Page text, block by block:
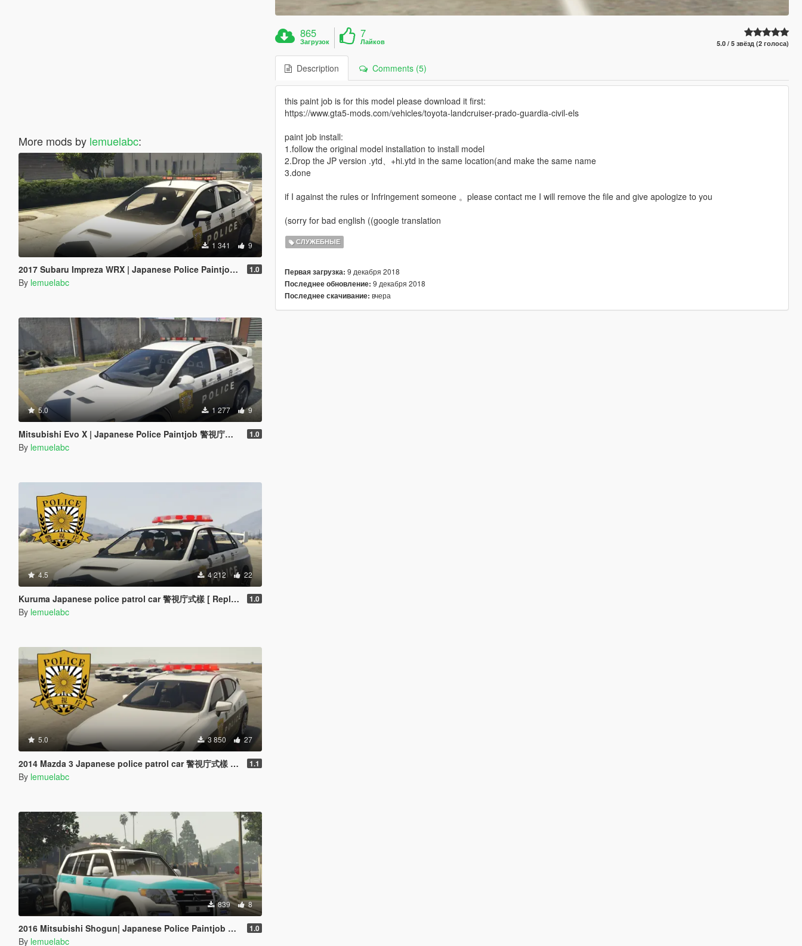
More mods by lemuelabc:
1 341 9
2017 Subaru Impreza WRX | Japanese Police Paintjob 警視庁式樣 1.0
By lemuelabc
5.0 1 277 9
Mitsubishi Evo X | Japanese Police Paintjob 警視庁式樣 1.0
By lemuelabc
4.5 4 212 22
Kuruma Japanese police patrol car 警視庁式樣 [ Replace | ELS ] 1.0
By lemuelabc
5.0 3 850 27
2014 Mazda 3 Japanese police patrol car 警視庁式樣 [ Replace | ELS ] 1.1
By lemuelabc
839 8
2016 Mitsubishi Shogun| Japanese Police Paintjob 警視庁災害活動車仕様 1.0
By lemuelabc
865
Загрузок
7
Лайков 5.0 / 5 звёзд (2 голоса)
Description Comments (5)
this paint job is for this model please download it first:
https://www.gta5-mods.com/vehicles/toyota-landcruiser-prado-guardia-civil-els
paint job install:
1.follow the original model installation to install model
2.Drop the JP version .ytd、+hi.ytd in the same location(and make the same name
3.done
if I against the rules or Infringement someone 。please contact me I will remove the file and give apologize to you
(sorry for bad english ((google translation
СЛУЖЕБНЫЕ
Первая загрузка: 9 декабря 2018
Последнее обновление: 9 декабря 2018
Последнее скачивание: вчера